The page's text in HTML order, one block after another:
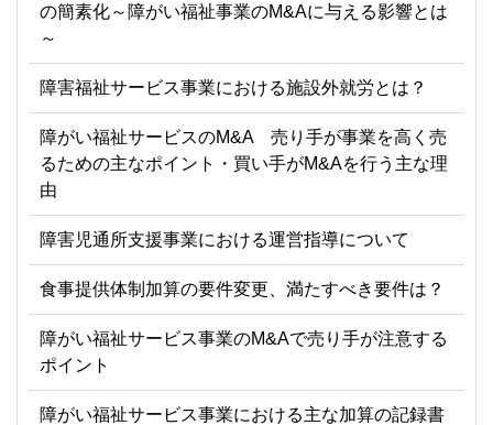
の簡素化～障がい福祉事業のM&Aに与える影響とは
～
障害福祉サービス事業における施設外就労とは？
障がい福祉サービスのM&A 売り手が事業を高く売
るための主なポイント・買い手がM&Aを行う主な理
由
障害児通所支援事業における運営指導について
食事提供体制加算の要件変更、満たすべき要件は？
障がい福祉サービス事業のM&Aで売り手が注意する
ポイント
障がい福祉サービス事業における主な加算の記録書